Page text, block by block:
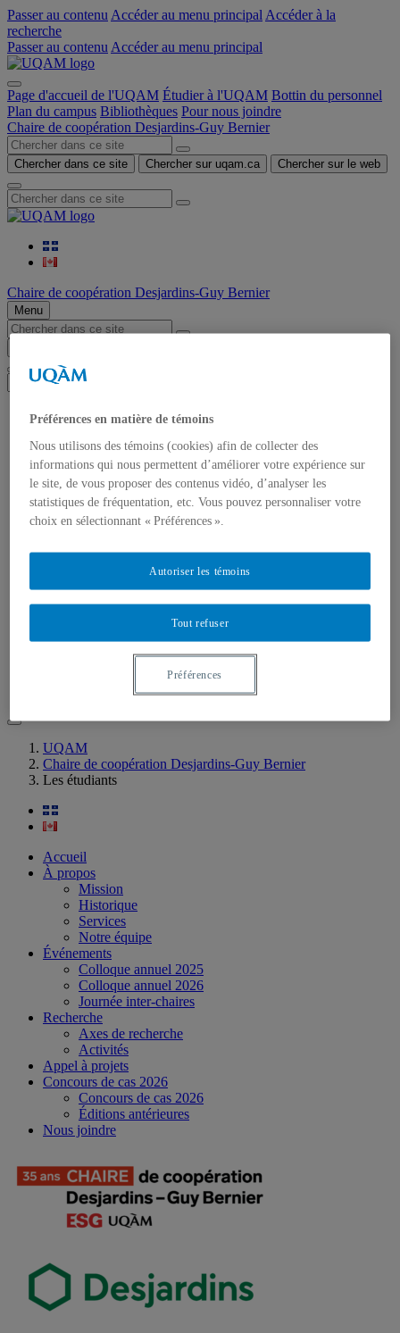
Passer au contenu Accéder au menu principal Accéder à la
recherche
Passer au contenu Accéder au menu principal
Page d'accueil de l'UQAM Étudier à l'UQAM Bottin du personnel
Plan du campus Bibliothèques Pour nous joindre
Chaire de coopération Desjardins-Guy Bernier
Chercher dans ce site Chercher sur uqam.ca Chercher sur le web
Chaire de coopération Desjardins-Guy Bernier
Menu
Accueil
Mission
Historique
Services
Notre équipe
Événements
Colloque annuel 2025
Axes de recherche
Activités
Concours de cas 2026
Concours de cas 2026
Éditions antérieures
UQAM
Chaire de coopération Desjardins-Guy Bernier
Les étudiants
Accueil
À propos
Mission
Historique
Services
Notre équipe
Événements
Colloque annuel 2025
Colloque annuel 2026
Journée inter-chaires
Recherche
Axes de recherche
Activités
Appel à projets
Concours de cas 2026
Concours de cas 2026
Éditions antérieures
Nous joindre
Préférences en matière de témoins
Nous utilisons des témoins (cookies) afin de collecter des
informations qui nous permettent d’améliorer votre expérience sur
le site, de vous proposer des contenus vidéo, d’analyser les
statistiques de fréquentation, etc. Vous pouvez personnaliser votre
choix en sélectionnant « Préférences ».
Tout refuser
Autoriser les témoins
Préférences